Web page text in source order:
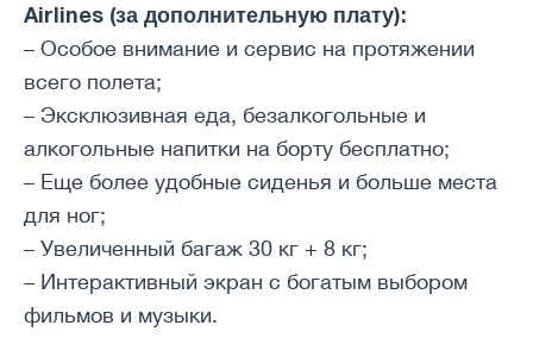
Airlines (за дополнительную плату):
– Особое внимание и сервис на протяжении
всего полета;
– Эксклюзивная еда, безалкогольные и
алкогольные напитки на борту бесплатно;
– Еще более удобные сиденья и больше места
для ног;
– Увеличенный багаж 30 кг + 8 кг;
– Интерактивный экран с богатым выбором
фильмов и музыки.